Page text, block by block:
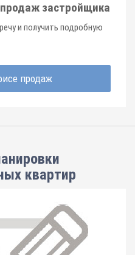
застройщика
и получить подробную
продаж
квартир